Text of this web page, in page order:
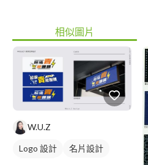
相似圖片
W.U.Z
Logo 設計
名片設計